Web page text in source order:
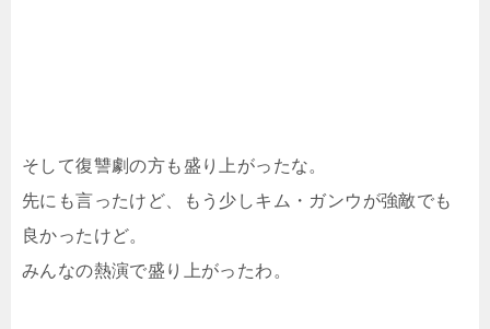
そして復讐劇の方も盛り上がったな。
先にも言ったけど、もう少しキム・ガンウが強敵でも
良かったけど。
みんなの熱演で盛り上がったわ。